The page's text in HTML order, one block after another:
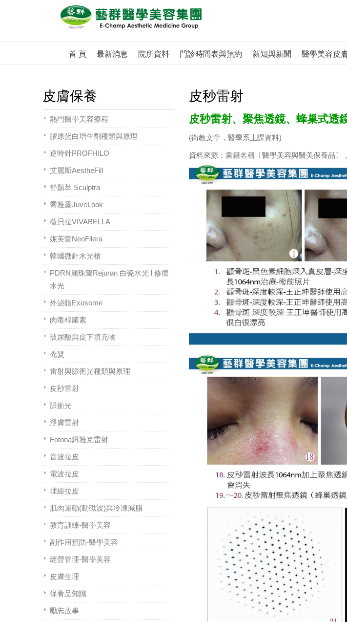
首 頁 最新消息 院所資料 門診時間表與預約 新知與新聞 醫學美容皮
皮秒雷射
皮秒雷射、聚焦透鏡、蜂巢式透
(衛教文章，醫學系上課資料)
資料來源：書籍名稱〔醫學美容與醫美保養品〕
皮膚保養
熱門醫學美容療程
膠原蛋白增生劑種類與原理
逆時針PROFHILO
艾麗斯AestheFill
舒顏萃 Sculptra
喬雅露JuveLook
薇貝拉VIVABELLA
妮芙蕾NeoFilera
韓國微針水光槍
PDRN麗珠蘭Rejuran 白瓷水光 l 修復
水光
外泌體Exosome
肉毒桿菌素
玻尿酸與皮下填充物
禿髮
雷射與脈衝光種類與原理
皮秒雷射
脈衝光
淨膚雷射
Fotona鉺雅克雷射
音波拉皮
電波拉皮
埋線拉皮
肌肉運動(動磁波)與冷凍減脂
教育訓練-醫學美容
副作用預防-醫學美容
經營管理-醫學美容
皮膚生理
保養品知識
勵志故事